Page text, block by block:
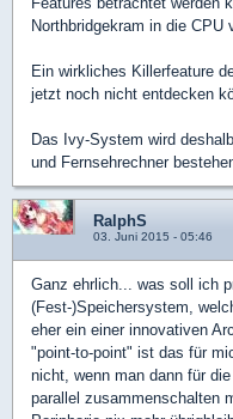
Northbridgekram in die CPU
Ein wirkliches Killerfeature
jetzt noch nicht entdecken
Das Ivy-System wird
und Fernsehrechner
RalphS
03. Juni 2015 - 05:46
Ganz ehrlich... was soll ich
(Fest-)Speichersystem,
eher ein einer innovativen
"point-to-point" ist das für
nicht, wenn man dann für
parallel zusammenschalten